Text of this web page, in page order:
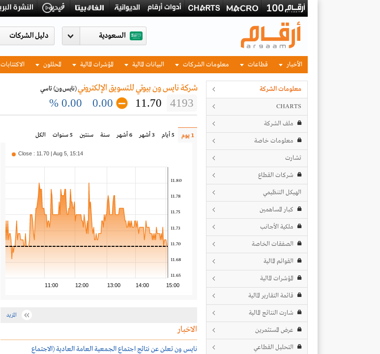
السعودية
الأخبار قطاعات معلومات الشركات البيانات المالية المؤشرات المالية المحللون الاكتتابات
معلومات الشركة
CHARTS
ملف الشركة
معلومات خاصة
تشارت
شركات القطاع
الهيكل التنظيمي
كبار المساهمين
ملكية الأجانب
الصفقات الخاصة
القوائم المالية
المؤشرات المالية
قائمة التقارير المالية
شارت النتائج المالية
عرض المستثمرين
التحليل القطاعي
شركة نايس ون بيوتي للتسويق الإلكتروني(نايس ون) تاسي
4193
11.70
0.00
0.00 %
1 يوم 5 أيام 3 أشهر 6 أشهر سنة سنتين 5 سنوات الكل
11:00 12:00 13:00 14:00 15:00
11.65
11.68
11.70
11.73
11.75
11.78
11.80
Close : 11.70 | Aug 5, 15:14
المزيد
الاخبار
نايس ون تعلن عن نتائج اجتماع الجمعية العامة العادية (الاجتماع